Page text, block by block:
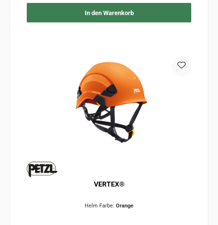
In den Warenkorb
VERTEX®
Helm Farbe: Orange